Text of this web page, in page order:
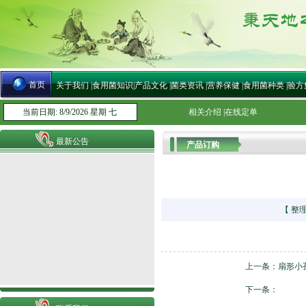
首页 关于我们|食用菌知识|产品文化|菌类资讯|营养保健|食用菌种类|验方
当前日期: 8/9/2026 星期 七 相关介绍 在线定单
最新公告 产品订购
【 整
上一条： 扇形小
下一条：